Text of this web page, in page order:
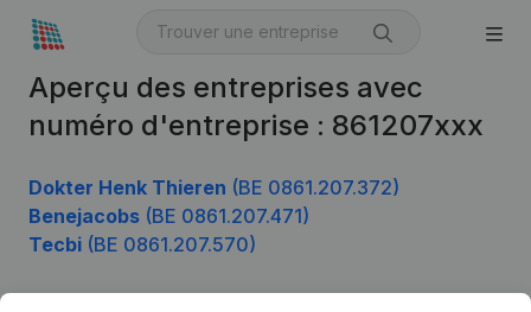
Aperçu des entreprises avec
numéro d'entreprise : 861207xxx
Dokter Henk Thieren (BE 0861.207.372)
Benejacobs (BE 0861.207.471)
Tecbi (BE 0861.207.570)